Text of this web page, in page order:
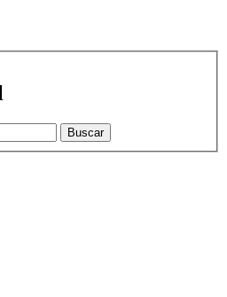
Buscar